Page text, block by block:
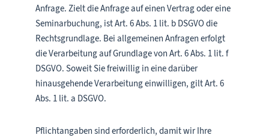
Anfrage. Zielt die Anfrage auf einen Vertrag oder eine
Seminarbuchung, ist Art. 6 Abs. 1 lit. b DSGVO die
Rechtsgrundlage. Bei allgemeinen Anfragen erfolgt
die Verarbeitung auf Grundlage von Art. 6 Abs. 1 lit. f
DSGVO. Soweit Sie freiwillig in eine darüber
hinausgehende Verarbeitung einwilligen, gilt Art. 6
Abs. 1 lit. a DSGVO.
Pflichtangaben sind erforderlich, damit wir Ihre